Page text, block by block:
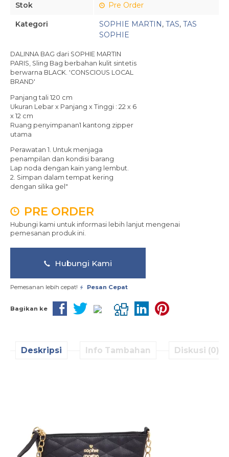
Stok Pre Order
Kategori SOPHIE MARTIN, TAS, TAS
SOPHIE
DALINNA BAG dari SOPHIE MARTIN
PARIS, Sling Bag berbahan kulit sintetis
berwarna BLACK. 'CONSCIOUS LOCAL
BRAND'
Panjang tali 120 cm
Ukuran Lebar x Panjang x Tinggi : 22 x 6
x 12 cm
Ruang penyimpanan1 kantong zipper
utama
Perawatan 1. Untuk menjaga
penampilan dan kondisi barang
Lap noda dengan kain yang lembut.
2. Simpan dalam tempat kering
dengan silika gel"
PRE ORDER
Hubungi kami untuk informasi lebih lanjut mengenai
pemesanan produk ini.
Hubungi Kami
Pemesanan lebih cepat! Pesan Cepat
Bagikan ke
Deskripsi Info Tambahan Diskusi (0)